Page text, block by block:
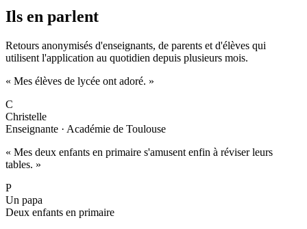
Ils en parlent
Retours anonymisés d'enseignants, de parents et d'élèves qui
utilisent l'application au quotidien depuis plusieurs mois.
« Mes élèves de lycée ont adoré. »
C
Christelle
Enseignante · Académie de Toulouse
« Mes deux enfants en primaire s'amusent enfin à réviser leurs
tables. »
P
Un papa
Deux enfants en primaire